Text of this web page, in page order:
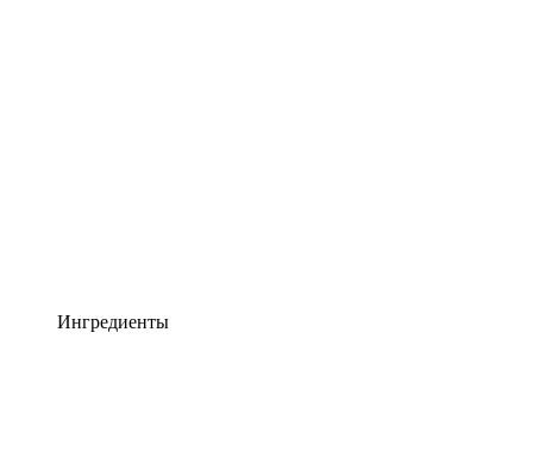
Ингредиенты